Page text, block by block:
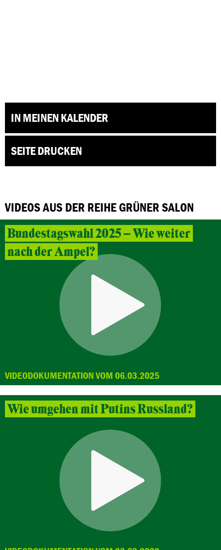
IN MEINEN KALENDER
SEITE DRUCKEN
VIDEOS AUS DER REIHE GRÜNER SALON
Bundestagswahl 2025 – Wie weiter
nach der Ampel?
VIDEODOKUMENTATION VOM 06.03.2025
Wie umgehen mit Putins Russland?